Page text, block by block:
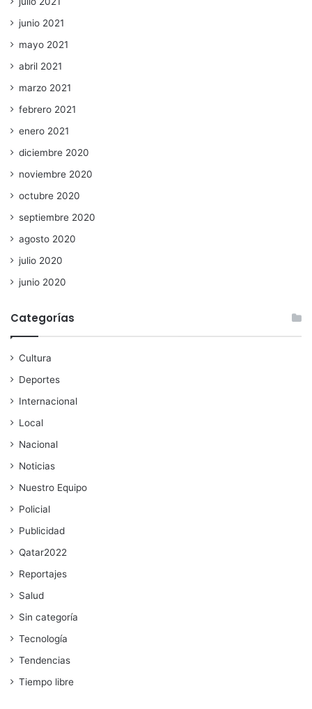
junio 2021
mayo 2021
abril 2021
marzo 2021
febrero 2021
enero 2021
diciembre 2020
noviembre 2020
octubre 2020
septiembre 2020
agosto 2020
julio 2020
junio 2020
Categorías
Cultura
Deportes
Internacional
Local
Nacional
Noticias
Nuestro Equipo
Policial
Publicidad
Qatar2022
Reportajes
Salud
Sin categoría
Tecnología
Tendencias
Tiempo libre